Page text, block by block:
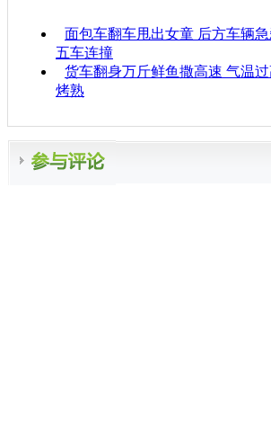
面包车翻车甩出女童 后方车辆
五车连撞
货车翻身万斤鲜鱼撒高速 气温
烤熟